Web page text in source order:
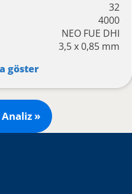
32
4000
NEO FUE DHI
3,5 x 0,85 mm
göster
»